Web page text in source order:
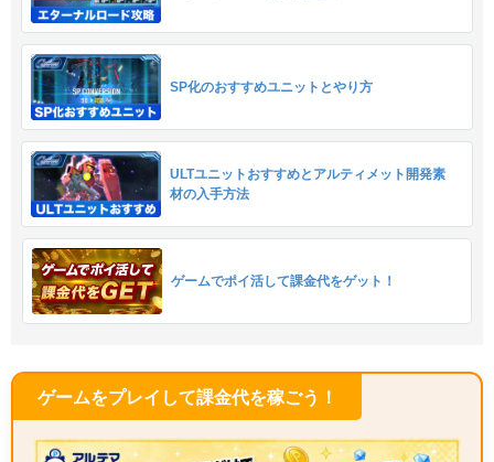
SP化のおすすめユニットとやり方
ULTユニットおすすめとアルティメット開発素
材の入手方法
ゲームでポイ活して課金代をゲット！
ゲームをプレイして課金代を稼ごう！